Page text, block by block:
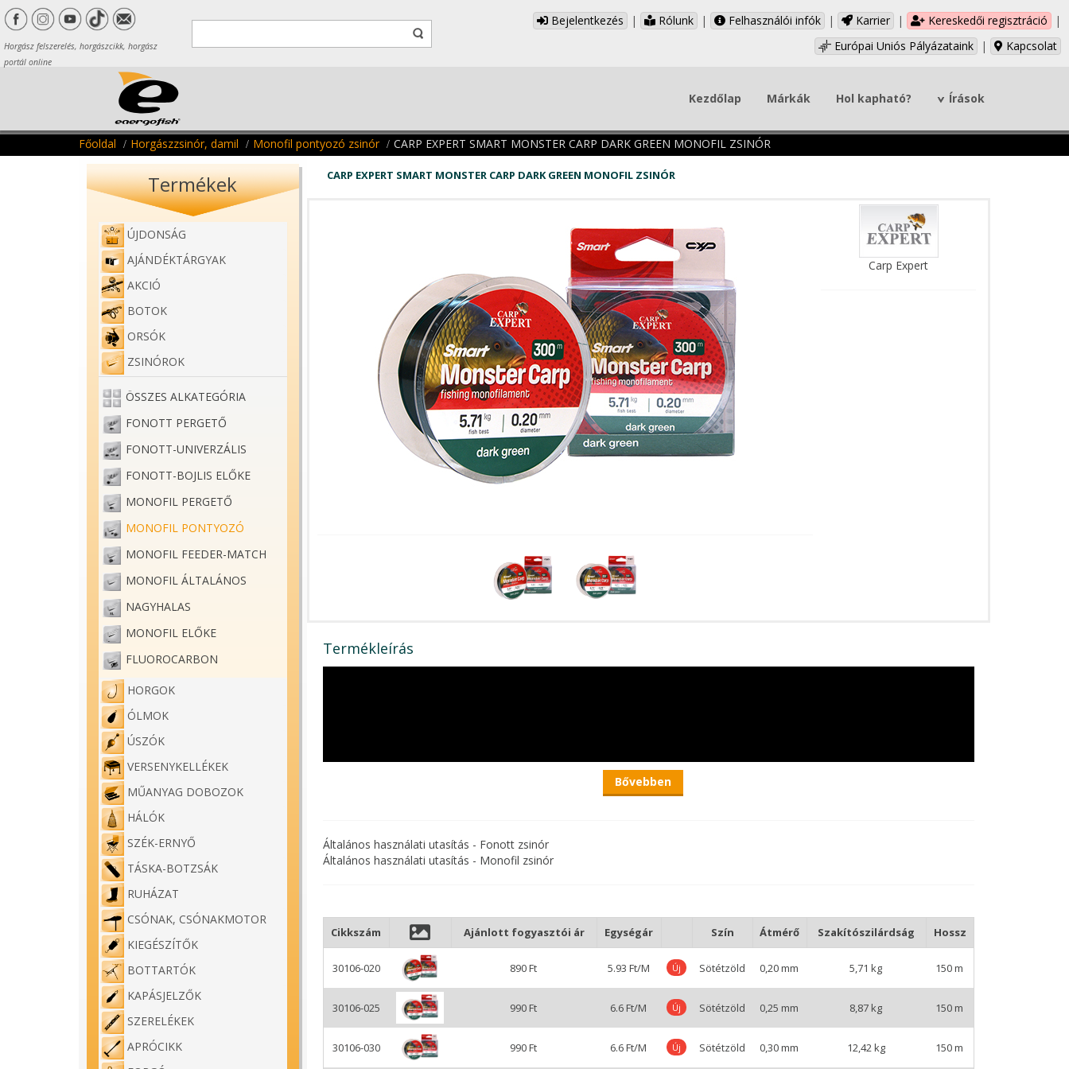
Horgász felszerelés, horgászcikk, horgász
portál online
Bejelentkezés | Rólunk | Felhasználói infók | Karrier | Kereskedői regisztráció
|
Európai Uniós Pályázataink
| Kapcsolat
Kezdőlap Márkák Hol kapható? Írások
Főoldal Horgászzsinór, damil Monofil pontyozó zsinór CARP EXPERT SMART MONSTER CARP DARK GREEN MONOFIL ZSINÓR
Termékek
ÚJDONSÁG
AJÁNDÉKTÁRGYAK
AKCIÓ
BOTOK
ORSÓK
ZSINÓROK
ÖSSZES ALKATEGÓRIA
FONOTT PERGETŐ
FONOTT-UNIVERZÁLIS
FONOTT-BOJLIS ELŐKE
MONOFIL PERGETŐ
MONOFIL PONTYOZÓ
MONOFIL FEEDER-MATCH
MONOFIL ÁLTALÁNOS
NAGYHALAS
MONOFIL ELŐKE
FLUOROCARBON
HORGOK
ÓLMOK
ÚSZÓK
VERSENYKELLÉKEK
MŰANYAG DOBOZOK
HÁLÓK
SZÉK-ERNYŐ
TÁSKA-BOTZSÁK
RUHÁZAT
CSÓNAK, CSÓNAKMOTOR
KIEGÉSZÍTŐK
BOTTARTÓK
KAPÁSJELZŐK
SZERELÉKEK
APRÓCIKK
CARP EXPERT SMART MONSTER CARP DARK GREEN MONOFIL ZSINÓR
Carp Expert
Termékleírás
Carp Expert Smart Monster Carp monofil zsinór
Bővebben
Általános használati utasítás - Fonott zsinór
Általános használati utasítás - Monofil zsinór
Cikkszám Ajánlott fogyasztói ár Egységár Szín Átmérő Szakítószilárdság Hossz
30106-020 890 Ft 5.93 Ft/M Új Sötétzöld 0,20 mm 5,71 kg 150 m
30106-025 990 Ft 6.6 Ft/M Új Sötétzöld 0,25 mm 8,87 kg 150 m
30106-030 990 Ft 6.6 Ft/M Új Sötétzöld 0,30 mm 12,42 kg 150 m